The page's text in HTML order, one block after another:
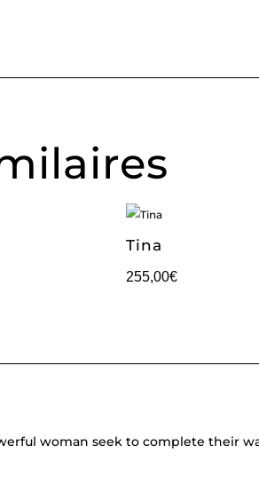
Tina
255,00€
woman seek to complete their